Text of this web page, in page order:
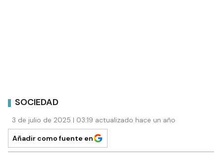
SOCIEDAD
3 de julio de 2025 | 03:19 actualizado hace un año
Añadir como fuente en